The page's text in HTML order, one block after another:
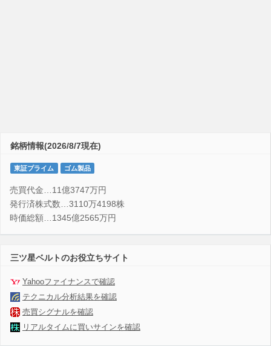
銘柄情報(2026/8/7現在)
東証プライム ゴム製品
売買代金…11億3747万円
発行済株式数…3110万4198株
時価総額…1345億2565万円
三ツ星ベルトのお役立ちサイト
Yahooファイナンスで確認
テクニカル分析結果を確認
売買シグナルを確認
リアルタイムに買いサインを確認